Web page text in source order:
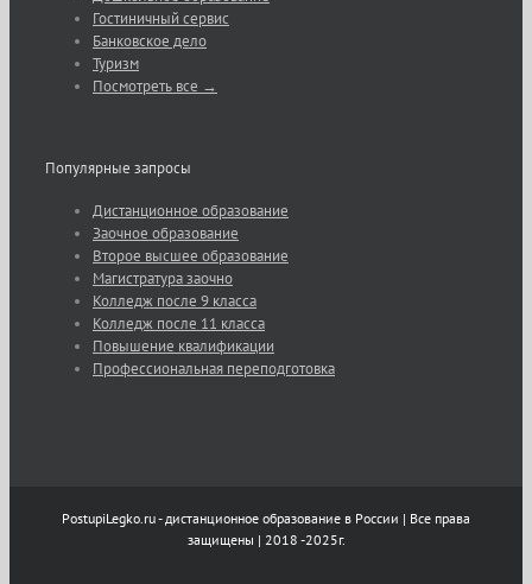
Гостиничный сервис
Банковское дело
Туризм
Посмотреть все →
Популярные запросы
Дистанционное образование
Заочное образование
Второе высшее образование
Магистратура заочно
Колледж после 9 класса
Колледж после 11 класса
Повышение квалификации
Профессиональная переподготовка
PostupiLegko.ru - дистанционное образование в России | Все права
защищены | 2018 -2025г.